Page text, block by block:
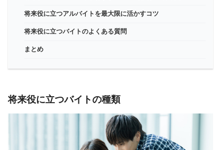
将来役に立つアルバイトを最大限に活かすコツ
将来役に立つバイトのよくある質問
まとめ
将来役に立つバイトの種類